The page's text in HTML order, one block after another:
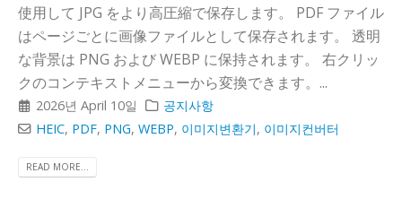
使用して JPG をより高圧縮で保存します。 PDF ファイル
はページごとに画像ファイルとして保存されます。 透明
な背景は PNG および WEBP に保持されます。 右クリッ
クのコンテキストメニューから変換できます。...
2026년 April 10일
공지사항
HEIC, PDF, PNG,WEBP, 이미지변환기, 이미지컨버터
READ MORE...